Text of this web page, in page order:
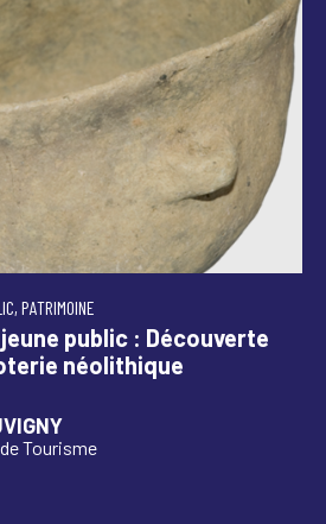
PATRIMOINE
public : Découverte
néolithique
Tourisme